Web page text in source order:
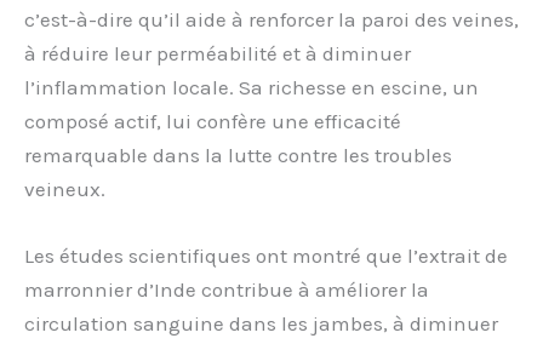
c’est-à-dire qu’il aide à renforcer la paroi des veines,
à réduire leur perméabilité et à diminuer
l’inflammation locale. Sa richesse en escine, un
composé actif, lui confère une efficacité
remarquable dans la lutte contre les troubles
veineux.
Les études scientifiques ont montré que l’extrait de
marronnier d’Inde contribue à améliorer la
circulation sanguine dans les jambes, à diminuer